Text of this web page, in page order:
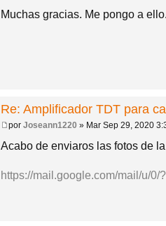
e
n
Muchas gracias. Me pongo a ello.
Re: Amplificador TDT para
e
n
a
j
por Joseann1220 » Mar Sep 29, 2020
Acabo de enviaros las fotos de
https://mail.google.com/mail/u/0/